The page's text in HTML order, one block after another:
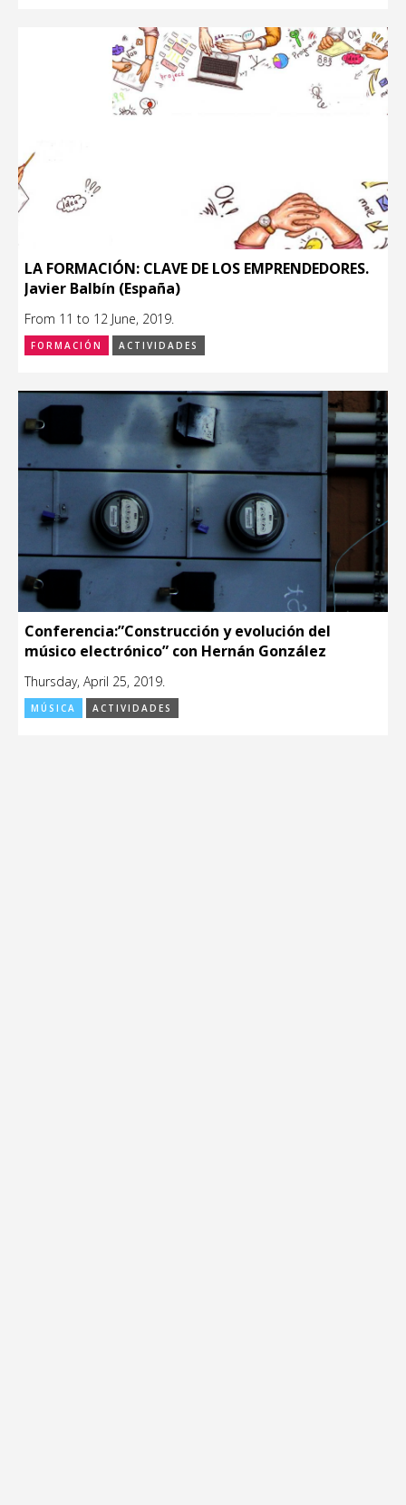
LA FORMACIÓN: CLAVE DE LOS EMPRENDEDORES.
Javier Balbín (España)
From 11 to 12 June, 2019.
FORMACIÓN ACTIVIDADES
Conferencia:”Construcción y evolución del
músico electrónico” con Hernán González
Thursday, April 25, 2019.
MÚSICA ACTIVIDADES